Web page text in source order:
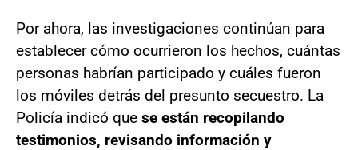
Por ahora, las investigaciones continúan para
establecer cómo ocurrieron los hechos, cuántas
personas habrían participado y cuáles fueron
los móviles detrás del presunto secuestro. La
Policía indicó que se están recopilando
testimonios, revisando información y